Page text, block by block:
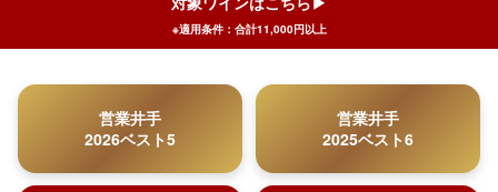
※適用条件：合計11,000円以上
営業井手
2026ベスト5
営業井手
2025ベスト6